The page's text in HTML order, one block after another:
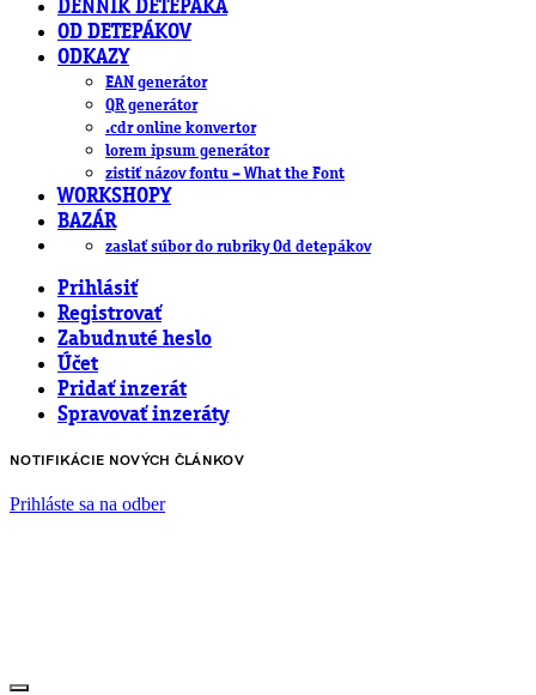
DENNÍK DETEPÁKA
OD DETEPÁKOV
ODKAZY
EAN generátor
QR generátor
.cdr online konvertor
lorem ipsum generátor
zistiť názov fontu – What the Font
WORKSHOPY
BAZÁR
zaslať súbor do rubriky Od detepákov
Prihlásiť
Registrovať
Zabudnuté heslo
Účet
Pridať inzerát
Spravovať inzeráty
NOTIFIKÁCIE NOVÝCH ČLÁNKOV
Prihláste sa na odber